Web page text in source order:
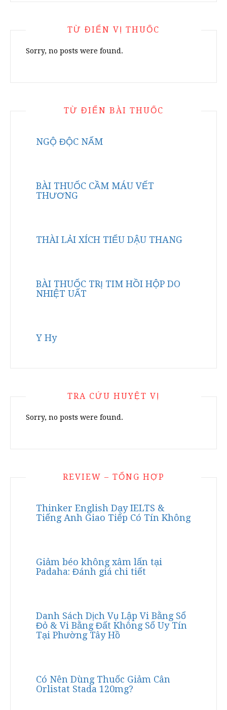
TỪ ĐIỂN VỊ THUỐC
Sorry, no posts were found.
TỪ ĐIỂN BÀI THUỐC
NGỘ ĐỘC NẤM
BÀI THUỐC CẦM MÁU VẾT
THƯƠNG
THÀI LẢI XÍCH TIỂU DẬU THANG
BÀI THUỐC TRỊ TIM HỒI HỘP DO
NHIỆT UẤT
Y Hy
TRA CỨU HUYỆT VỊ
Sorry, no posts were found.
REVIEW – TỔNG HỢP
Thinker English Dạy IELTS &
Tiếng Anh Giao Tiếp Có Tín Không
Giảm béo không xâm lấn tại
Padaha: Đánh giá chi tiết
Danh Sách Dịch Vụ Lập Vi Bằng Sổ
Đỏ & Vi Bằng Đất Không Sổ Uy Tín
Tại Phường Tây Hồ
Có Nên Dùng Thuốc Giảm Cân
Orlistat Stada 120mg?